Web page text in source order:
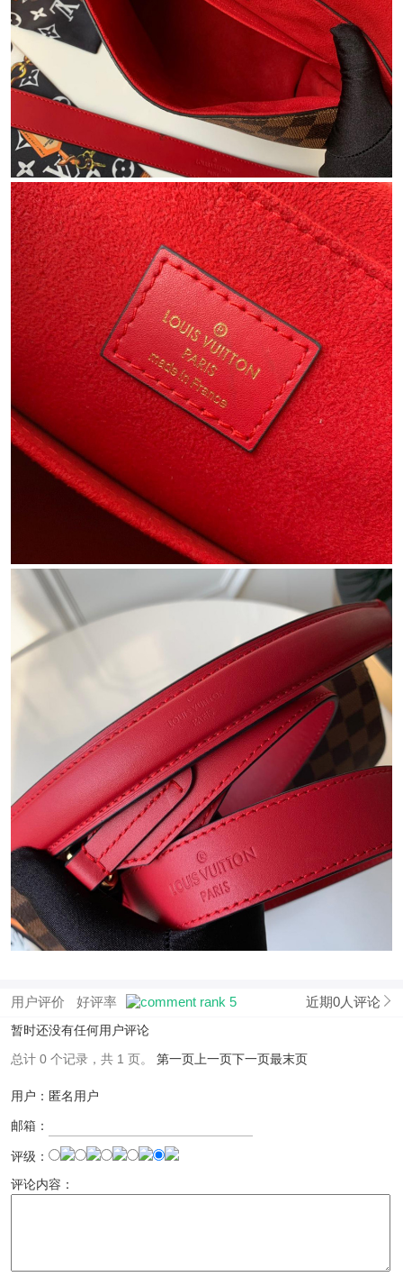
用户评价 好评率 近期0人评论
暂时还没有任何用户评论
总计 0 个记录，共 1 页。 第一页 上一页下一页最末页
用户：匿名用户
邮箱：
评级：
评论内容：